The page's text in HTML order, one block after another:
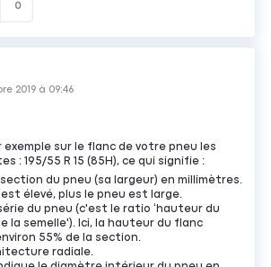
0
2019 à 09:46
exemple sur le flanc de votre pneu les
: 195/55 R 15 (85H), ce qui signifie :
section du pneu (sa largeur) en millimètres.
élevé, plus le pneu est large.
du pneu (c'est le ratio ‘hauteur du
la semelle'). Ici, la hauteur du flanc
55% de la section.
radiale.